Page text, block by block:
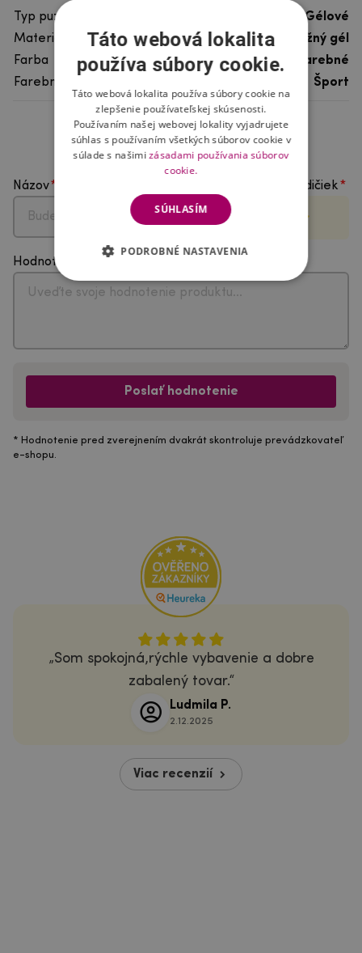
Typ puzdra
Gélové
Materiál
pružný gél
Farba
viacfarebné
Farebný motív
Šport
Hodnotenie produktu
Názov Vyberte počet hviezdičiek
Hodnotenie
Poslať hodnotenie
* Hodnotenie pred zverejnením dvakrát skontroluje prevádzkovateľ
e-shopu.
Som spokojná,rýchle vybavenie a dobre
zabalený tovar.
Ludmila P.
2.12.2025
Viac recenzií
Táto webová lokalita
používa súbory cookie.
Táto webová lokalita používa súbory cookie na
zlepšenie používateľskej skúsenosti.
Používaním našej webovej lokality vyjadrujete
súhlas s používaním všetkých súborov cookie v
súlade s našimizásadami používania súborov
cookie.
SÚHLASÍM
PODROBNÉ NASTAVENIA